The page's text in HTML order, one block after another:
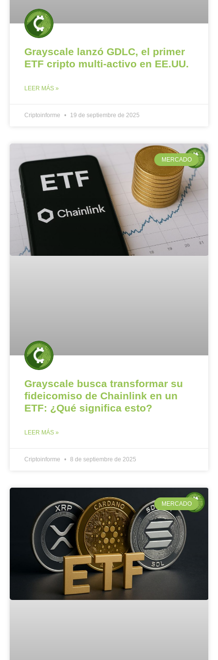
Grayscale lanzó GDLC, el primer
ETF cripto multi-activo en EE.UU.
LEER MÁS »
Criptoinforme 19 de septiembre de 2025
MERCADO
Grayscale busca transformar su
fideicomiso de Chainlink en un
ETF: ¿Qué significa esto?
LEER MÁS »
Criptoinforme 8 de septiembre de 2025
MERCADO